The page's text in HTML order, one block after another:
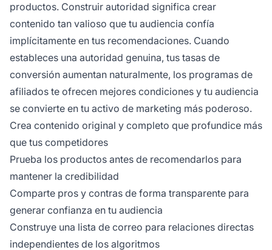
productos. Construir autoridad significa crear
contenido tan valioso que tu audiencia confía
implícitamente en tus recomendaciones. Cuando
estableces una autoridad genuina, tus tasas de
conversión aumentan naturalmente, los programas de
afiliados te ofrecen mejores condiciones y tu audiencia
se convierte en tu activo de marketing más poderoso.
Crea contenido original y completo que profundice más
que tus competidores
Prueba los productos antes de recomendarlos para
mantener la credibilidad
Comparte pros y contras de forma transparente para
generar confianza en tu audiencia
Construye una lista de correo para relaciones directas
independientes de los algoritmos